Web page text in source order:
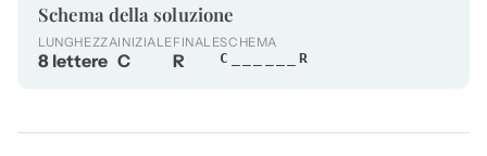
Schema della soluzione
LUNGHEZZA
8 lettere
INIZIALE
C
FINALE
R
SCHEMA
C______R